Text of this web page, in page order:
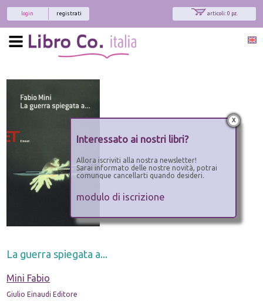
articoli: 0 pz.
registrati
login
La guerra spiegata a...
Mini Fabio
Giulio Einaudi Editore
x
Interessato ai nostri libri?
Allora iscriviti alla nostra newsletter!
Sarai informato delle nostre novità, potrai
comunque cancellarti quando desideri.
modulo di iscrizione